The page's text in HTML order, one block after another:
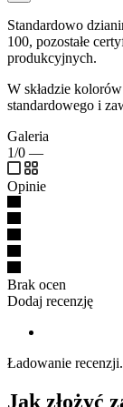
Standardowo
100, pozostałe
produkcyjnych.
W składzie
standardowego i
Galeria
1/0 —
Opinie
Brak ocen
Dodaj recenzję
Ładowanie
Jak złożyć